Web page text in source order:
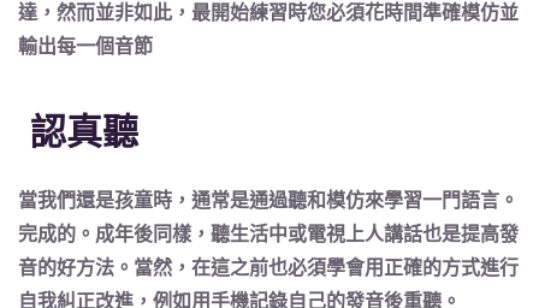
達，然而並非如此，最開始練習時您必須花時間準確模仿並
輸出每一個音節
認真聽
當我們還是孩童時，通常是通過聽和模仿來學習一門語言。
完成的。成年後同樣，聽生活中或電視上人講話也是提高發
音的好方法。當然，在這之前也必須學會用正確的方式進行
自我糾正改進，例如用手機記錄自己的發音後重聽。